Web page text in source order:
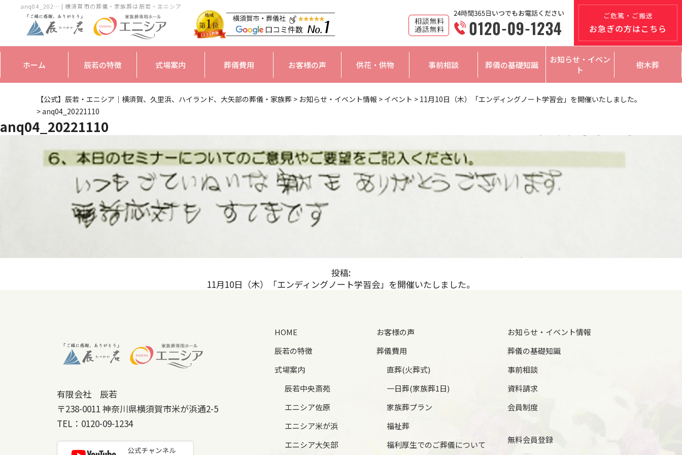
anq04_202… | 横須賀市の葬儀・家族葬は辰若・エニシア
ご危篤・ご搬送
お急ぎの方はこちら
ホーム 辰若の特徴 式場案内 葬儀費用 お客様の声 供花・供物 事前相談 葬儀の基礎知識
お知らせ・イベン
ト
樹木葬
【公式】辰若・エニシア｜横須賀、久里浜、ハイランド、大矢部の葬儀・家族葬 > お知らせ・イベント情報 > イベント > 11月10日（木）「エンディングノート学習会」を開催いたしました。
>anq04_20221110
anq04_20221110
投稿:
11月10日（木）「エンディングノート学習会」を開催いたしました。
有限会社 辰若
〒238-0011 神奈川県横須賀市米が浜通2-5
TEL： 0120-09-1234
HOME
辰若の特徴
式場案内
辰若中央斎苑
エニシア佐原
エニシア米が浜
エニシア大矢部
お客様の声
葬儀費用
直葬(火葬式)
一日葬(家族葬1日)
家族葬プラン
福祉葬
福利厚生でのご葬儀について
お知らせ・イベント情報
葬儀の基礎知識
事前相談
資料請求
会員制度
無料会員登録